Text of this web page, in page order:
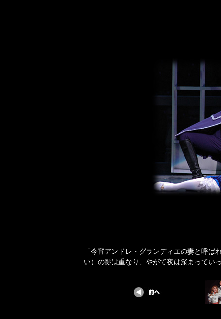
「今宵アンドレ・グランディエの妻と呼
い）の影は重なり、やがて夜は深まってい